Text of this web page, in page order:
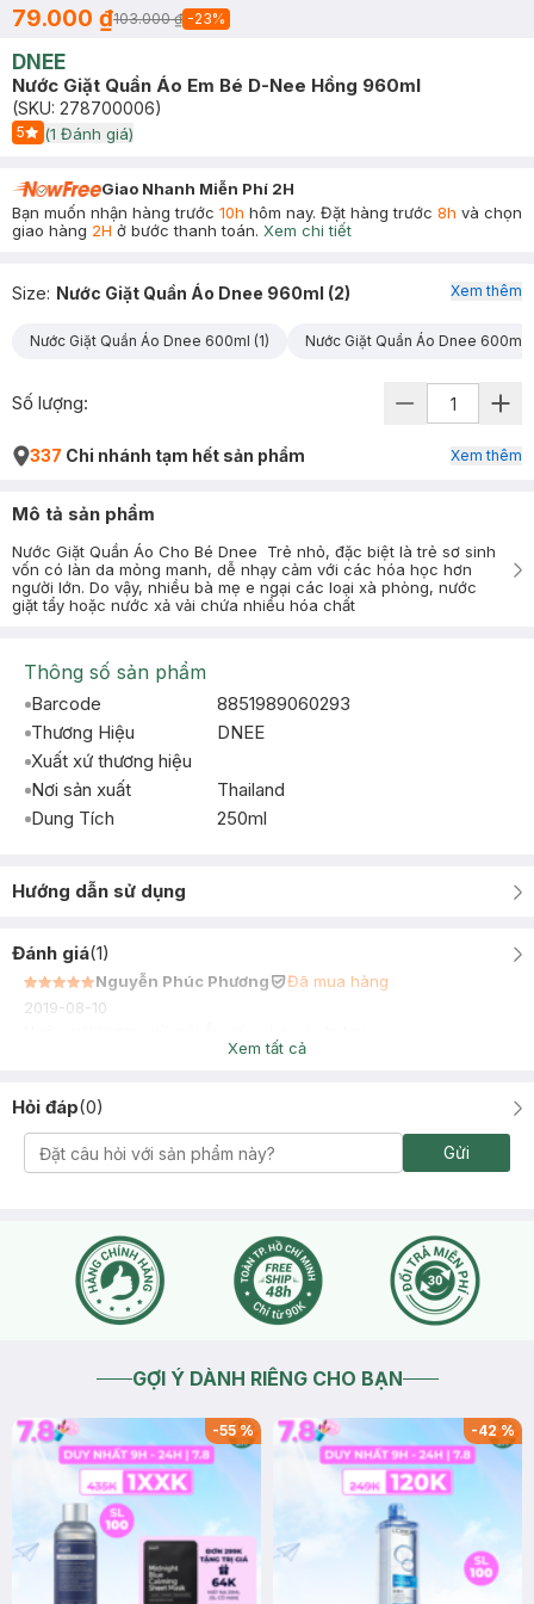
79.000 ₫103.000 ₫ -23%
DNEE
Nước Giặt Quần Áo Em Bé D-Nee Hồng 960ml
(SKU: 278700006)
5
Start Icon
(1 Đánh giá)
Giao Nhanh Miễn Phí 2H
Bạn muốn nhận hàng trước 10h hôm nay. Đặt hàng trước 8h và chọn
giao hàng 2H ở bước thanh toán. Xem chi tiết
Size: Nước Giặt Quần Áo Dnee 960ml (2)
Nước Giặt Quần Áo Dnee 600ml (1) Nước Giặt Quần Áo Dnee 600ml
Xem thêm
Số lượng:
337 Chi nhánh tạm hết sản phẩm Xem thêm
Mô tả sản phẩm
Nước Giặt Quần Áo Cho Bé Dnee Trẻ nhỏ, đặc biệt là trẻ sơ sinh
vốn có làn da mỏng manh, dễ nhạy cảm với các hóa học hơn
người lớn. Do vậy, nhiều bà mẹ e ngại các loại xà phòng, nước
giặt tẩy hoặc nước xả vải chứa nhiều hóa chất
Thông số sản phẩm
Barcode
8851989060293
Thương Hiệu
DNEE
Xuất xứ thương hiệu
Nơi sản xuất
Thailand
Dung Tích
250ml
Hướng dẫn sử dụng
Đánh giá(1)
Nguyễn Phúc Phương
Đã mua hàng
2019-08-10
Xem tất cả
Hỏi đáp(0)
Gửi
GỢI Ý DÀNH RIÊNG CHO BẠN
-55% -42%